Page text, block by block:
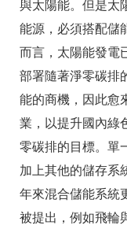
與太陽能。但是太
能源，必須搭配儲
而言，太陽能發電
部署隨著淨零碳排
能的商機，因此愈
業，以提升國內綠
零碳排的目標。單
加上其他的儲存系
年來混合儲能系統
被提出，例如飛輪